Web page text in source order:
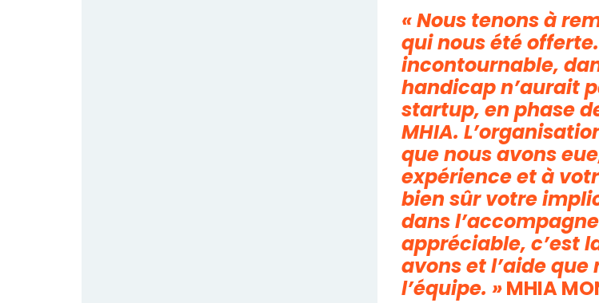
« Nous tenons à
qui nous été
incontournable,
handicap n’aurait
startup, en phase
MHIA.
que nous avons
expérience et à
bien sûr votre
dans
appréciable, c’est
avons et l’aide
l’équipe. »MHIA